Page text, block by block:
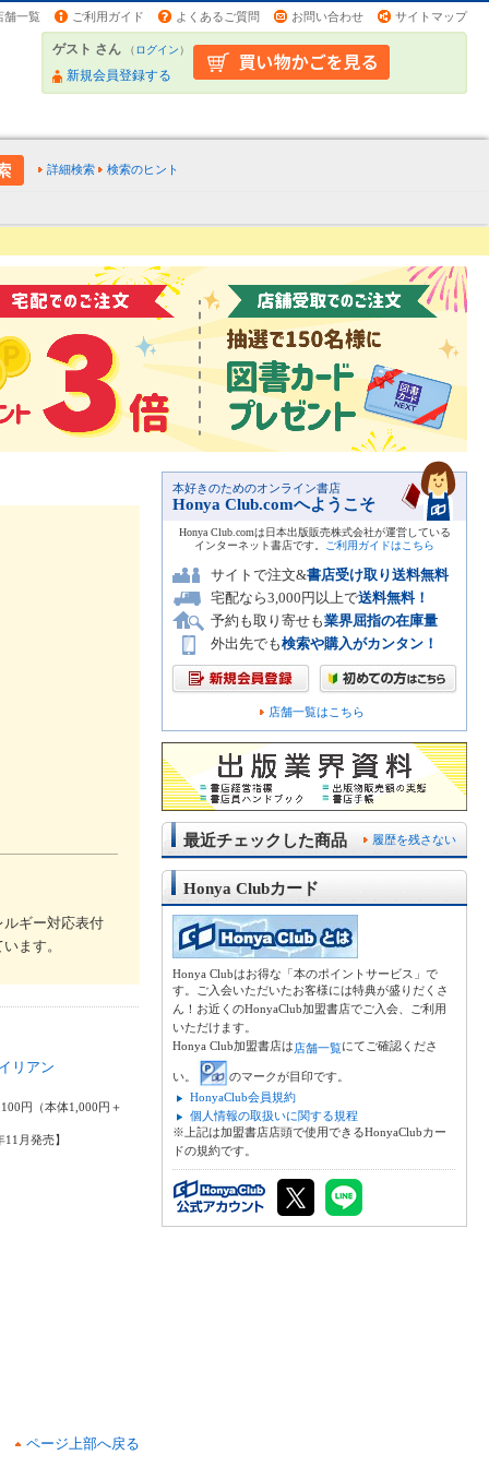
舗一覧 ご利用ガイド よくあるご質問 お問い合わせ サイトマップ
ゲスト さん （ログイン）
新規会員登録する
詳細検索 検索のヒント
ギー対応表付
ます。
リアン
円（本体1,000円＋
11月発売】
ページ上部へ戻る
本好きのためのオンライン書店
Honya Club.comへようこそ
Honya Club.comは日本出版販売株式会社が運営している
インターネット書店です。
ご利用ガイドはこちら
サイトで注文&書店受け取り送料無料
宅配なら3,000円以上で送料無料！
予約も取り寄せも業界屈指の在庫量
外出先でも検索や購入がカンタン！
店舗一覧はこちら
履歴を残さない
最近チェックした商品
Honya Clubカード
Honya Clubはお得な「本のポイントサービス」で
す。ご入会いただいたお客様には特典が盛りだくさ
ん！お近くのHonyaClub加盟書店でご入会、ご利用
いただけます。
Honya Club加盟書店は店舗一覧にてご確認くださ
い。
のマークが目印です。
HonyaClub会員規約
個人情報の取扱いに関する規程
※上記は加盟書店店頭で使用できるHonyaClubカー
ドの規約です。